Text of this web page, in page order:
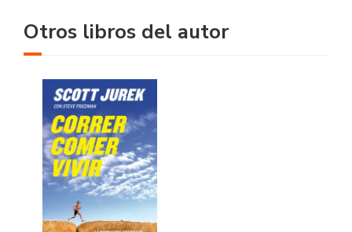
Otros libros del autor